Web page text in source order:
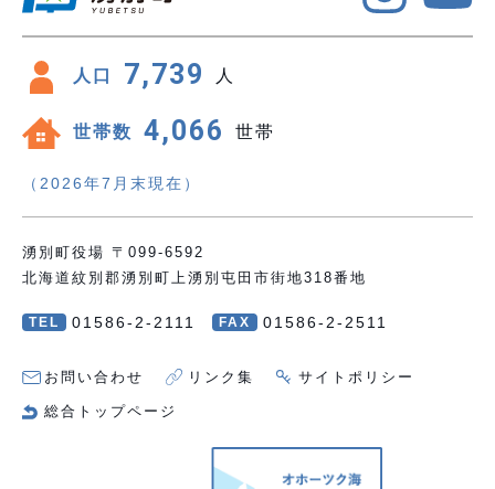
人口 7,739 人
世帯数 4,066 世帯
（2026年7月末現在）
湧別町役場 〒099-6592
北海道紋別郡湧別町上湧別屯田市街地318番地
TEL 01586-2-2111 FAX 01586-2-2511
お問い合わせ リンク集 サイトポリシー
総合トップページ